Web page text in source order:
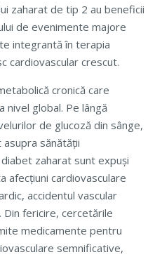
zaharat de tip 2 au beneficii
de evenimente majore
integrantă în terapia
cardiovascular crescut.
cronică care
nivel global. Pe lângă
de glucoză din sânge,
sănătății
zaharat sunt expuși
afecțiuni cardiovasculare
accidentul vascular
Din fericire, cercetările
medicamente pentru
semnificative,